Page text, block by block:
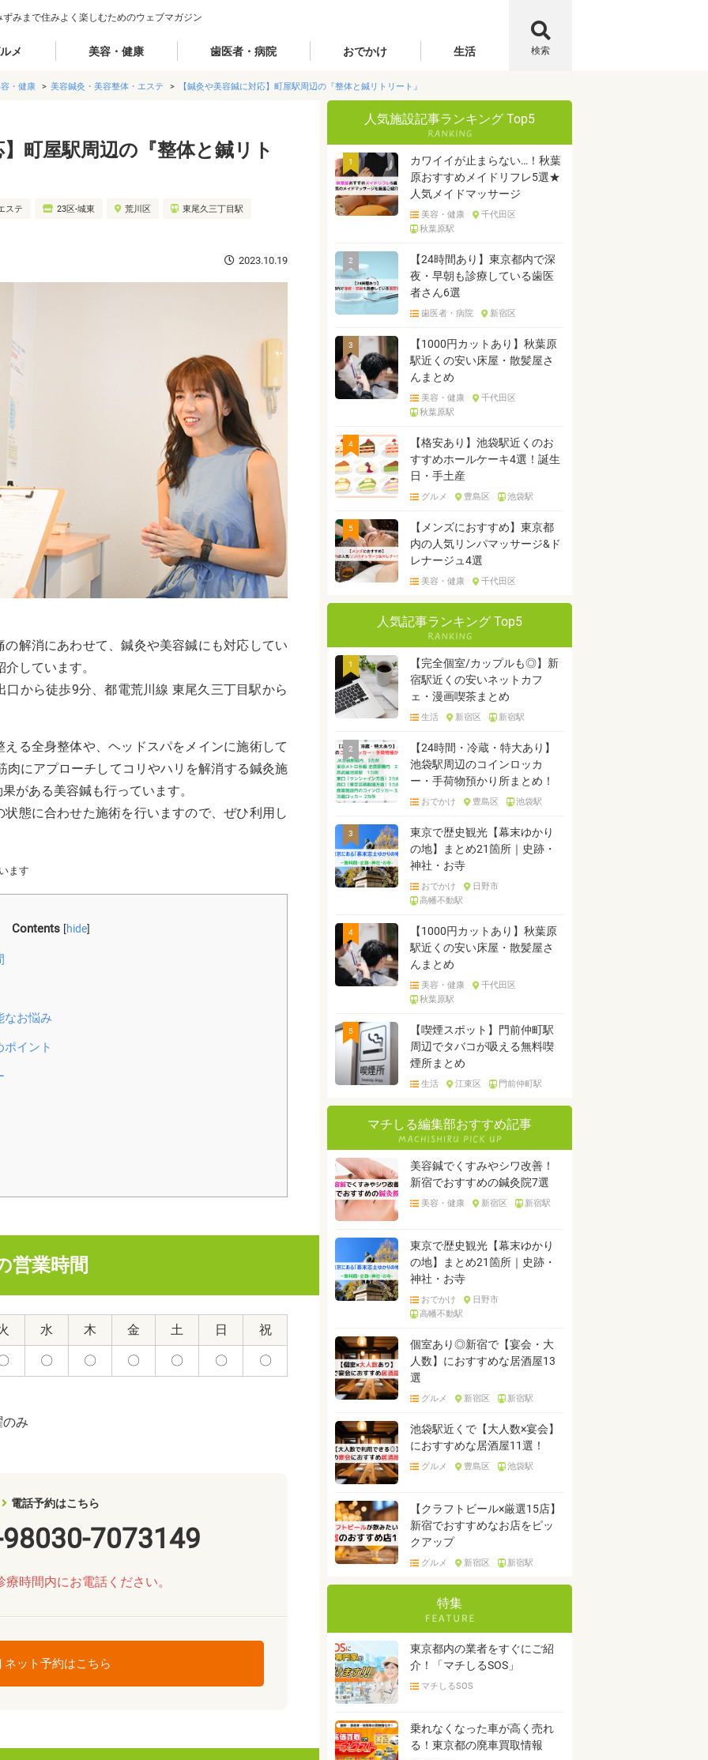
ずみまで住みよく楽しむためのウェブマガジン
メ 美容・健康 歯医者・病院 おでかけ 生活 検索
・健康 美容鍼灸・美容整体・エステ 【鍼灸や美容鍼に対応】町屋駅周辺の『整体と鍼リトリート』
町屋駅周辺の『整体と鍼リト
ステ 23区-城東 荒川区 東尾久三丁目駅
2023.10.19
解消にあわせて、鍼灸や美容鍼にも対応してい
しています。
から徒歩9分、都電荒川線 東尾久三丁目駅から
る全身整体や、ヘッドスパをメインに施術して
肉にアプローチしてコリやハリを解消する鍼灸施
がある美容鍼も行っています。
態に合わせた施術を行いますので、ぜひ利用し
ます
Contents [hide]
なお悩み
イント
営業時間
水 木 金 土 日 祝
〇 〇 〇 〇 〇 〇
み
電話予約はこちら
7073149
時間内にお電話ください。
ネット予約はこちら
人気施設記事ランキング Top5
1
カワイイが止まらない…！秋葉
原おすすめメイドリフレ5選★
人気メイドマッサージ
美容・健康
千代田区
秋葉原駅
2
【24時間あり】東京都内で深
夜・早朝も診療している歯医
者さん6選
歯医者・病院 新宿区
3
【1000円カットあり】秋葉原
駅近くの安い床屋・散髪屋さ
んまとめ
美容・健康
千代田区
秋葉原駅
4
【格安あり】池袋駅近くのお
すすめホールケーキ4選！誕生
日・手土産
グルメ 豊島区 池袋駅
5
【メンズにおすすめ】東京都
内の人気リンパマッサージ&ド
レナージュ4選
美容・健康 千代田区
人気記事ランキング Top5
1
【完全個室/カップルも◎】新
宿駅近くの安いネットカフ
ェ・漫画喫茶まとめ
生活 新宿区 新宿駅
2
【24時間・冷蔵・特大あり】
池袋駅周辺のコインロッカ
ー・手荷物預かり所まとめ！
おでかけ 豊島区 池袋駅
3
東京で歴史観光【幕末ゆかり
の地】まとめ21箇所｜史跡・
神社・お寺
おでかけ
日野市
高幡不動駅
4
【1000円カットあり】秋葉原
駅近くの安い床屋・散髪屋さ
んまとめ
美容・健康
千代田区
秋葉原駅
5
【喫煙スポット】門前仲町駅
周辺でタバコが吸える無料喫
煙所まとめ
生活 江東区 門前仲町駅
マチしる編集部おすすめ記事
美容鍼でくすみやシワ改善！
新宿でおすすめの鍼灸院7選
美容・健康 新宿区 新宿駅
東京で歴史観光【幕末ゆかり
の地】まとめ21箇所｜史跡・
神社・お寺
おでかけ
日野市
高幡不動駅
個室あり◎新宿で【宴会・大
人数】におすすめな居酒屋13
選
グルメ 新宿区 新宿駅
池袋駅近くで【大人数×宴会】
におすすめな居酒屋11選！
グルメ 豊島区 池袋駅
【クラフトビール×厳選15店】
新宿でおすすめなお店をピッ
クアップ
グルメ 新宿区 新宿駅
特集
東京都内の業者をすぐにご紹
介！「マチしるSOS」
マチしるSOS
乗れなくなった車が高く売れ
る！東京都の廃車買取情報